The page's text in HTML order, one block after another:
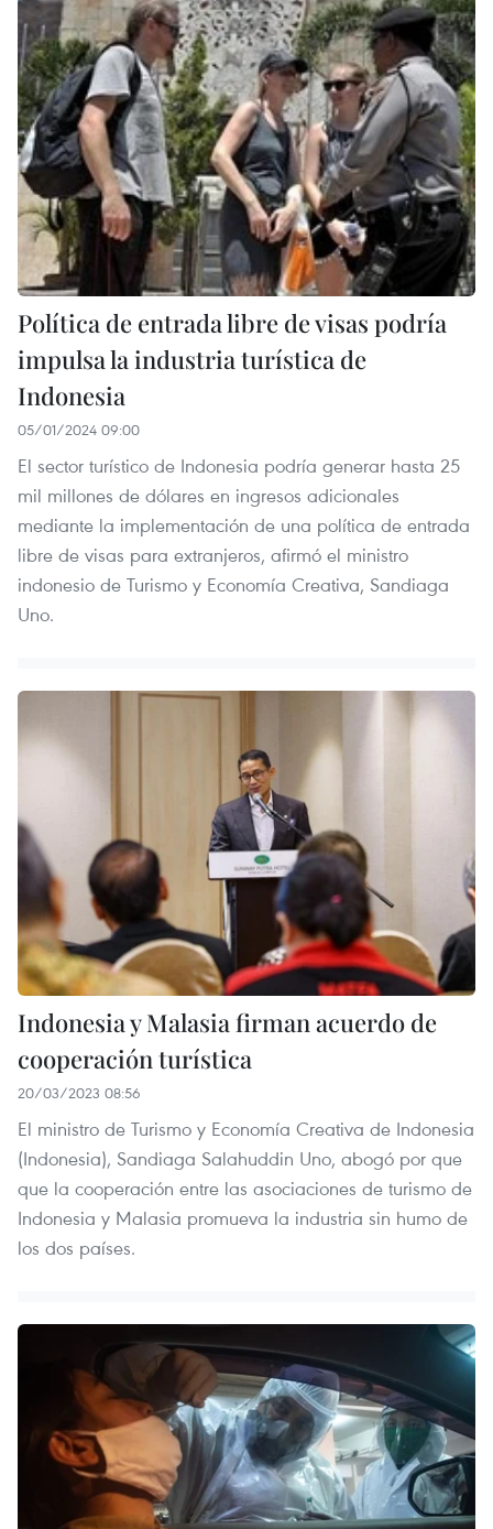
Política de entrada libre de visas podría
impulsa la industria turística de
Indonesia
05/01/2024 09:00
El sector turístico de Indonesia podría generar hasta 25
mil millones de dólares en ingresos adicionales
mediante la implementación de una política de entrada
libre de visas para extranjeros, afirmó el ministro
indonesio de Turismo y Economía Creativa, Sandiaga
Uno.
Indonesia y Malasia firman acuerdo de
cooperación turística
20/03/2023 08:56
El ministro de Turismo y Economía Creativa de Indonesia
(Indonesia), Sandiaga Salahuddin Uno, abogó por que
que la cooperación entre las asociaciones de turismo de
Indonesia y Malasia promueva la industria sin humo de
los dos países.